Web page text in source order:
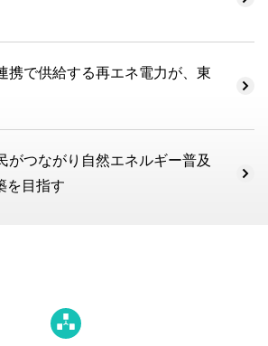
携で供給する再エネ電力が、東
がつながり自然エネルギー普及
を目指す